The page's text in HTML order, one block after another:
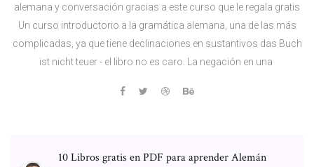
alemana y conversación gracias a este curso que le regala gratis
Un curso introductorio a la gramática alemana, una de las más
complicadas, ya que tiene declinaciones en sustantivos das Buch
ist nicht teuer - el libro no es caro. La negación en una
10 Libros gratis en PDF para aprender Alemán